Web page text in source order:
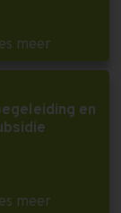
meer
en
meer